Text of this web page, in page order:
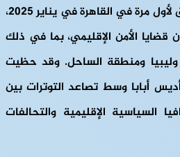
يهدف هذا الإطار، الذي أُطلق لأول مرة في القاهرة في يناير 2025،
الأمن الإقليمي، بما في ذلك
وليبيا ومنطقة الساحل. وقد حظيت
أبابا وسط تصاعد التوترات بين
السياسية الإقليمية والتحالفات